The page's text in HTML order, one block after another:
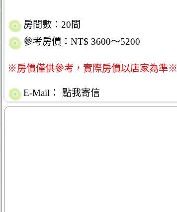
房間數：20間
參考房價：NT$ 3600～5200
※房價僅供參考，實際房價以店家為準※
E-Mail： 點我寄信